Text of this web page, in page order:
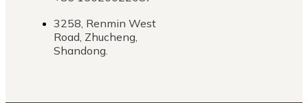
3258, Renmin West
Road, Zhucheng,
Shandong.